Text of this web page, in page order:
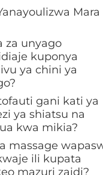
Mara
za unyago
kuponya
ya chini ya
gani kati ya
ya shiatsu na
kwa mikia?
massage
ili kupata
mazuri zaidi?